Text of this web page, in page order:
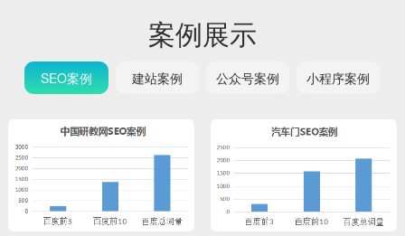
案例展示
SEO案例 建站案例 公众号案例 小程序案例